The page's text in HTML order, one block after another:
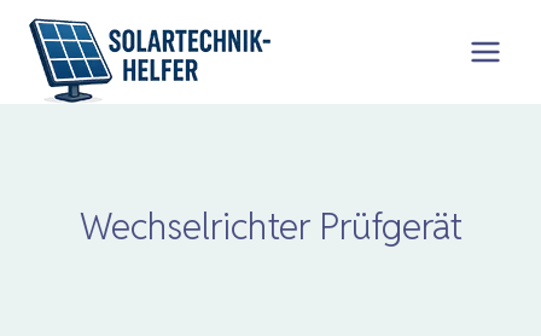
Zum
Inhalt
springen
Wechselrichter Prüfgerät